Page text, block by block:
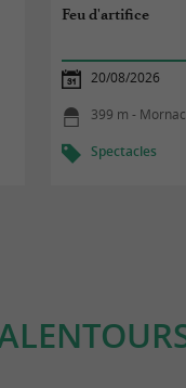
Feu d'artifice
20/08/2026
399 m -
Spectacles